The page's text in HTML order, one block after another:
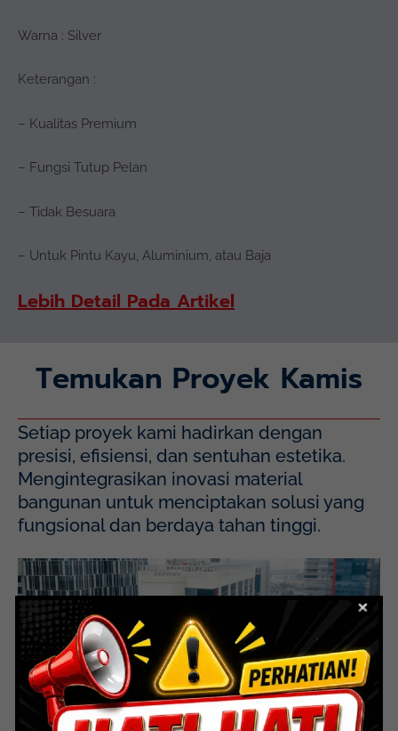
Warna : Silver
Keterangan :
– Kualitas Premium
– Fungsi Tutup Pelan
– Tidak Besuara
– Untuk Pintu Kayu, Aluminium, atau Baja
Lebih Detail Pada Artikel
Temukan Proyek Kamis
Setiap proyek kami hadirkan dengan
presisi, efisiensi, dan sentuhan estetika.
Mengintegrasikan inovasi material
bangunan untuk menciptakan solusi yang
fungsional dan berdaya tahan tinggi.
Mayapada Hospital Kuningan (MHKN), Kuningan, Jakarta
Selatan.
Lihat Detail Proyek
Mayapada Kuningan Jakarta